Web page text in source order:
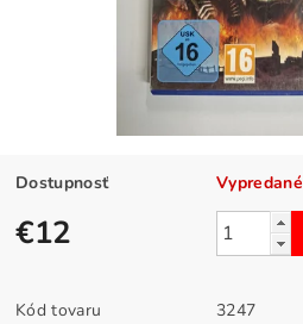
Dostupnosť Vypredané
€12
Kód tovaru
3247